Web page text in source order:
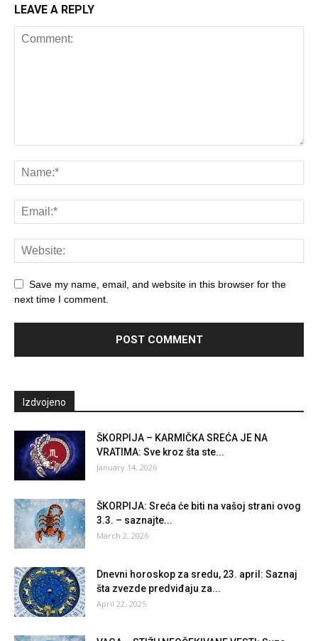
LEAVE A REPLY
Save my name, email, and website in this browser for the
next time I comment.
Izdvojeno
ŠKORPIJA – KARMIČKA SREĆA JE NA
VRATIMA: Sve kroz šta ste...
January 14, 2026
ŠKORPIJA: Sreća će biti na vašoj strani ovog
3.3. – saznajte...
March 2, 2026
Dnevni horoskop za sredu, 23. april: Saznaj
šta zvezde predviđaju za...
April 22, 2025